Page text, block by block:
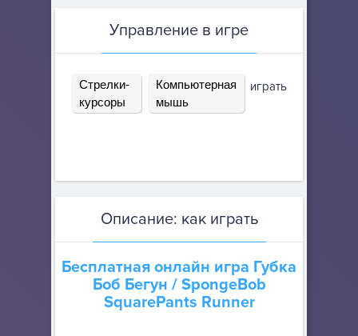
Управление в игре
Стрелки-
курсоры
Компьютерная
мышь
играть
Описание: как играть
Бесплатная онлайн игра Губка
Боб Бегун / SpongeBob
SquarePants Runner